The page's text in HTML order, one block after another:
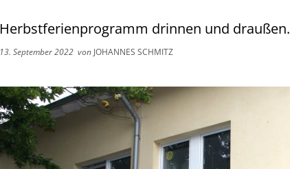
Herbstferienprogramm drinnen und draußen.
13. September 2022 von JOHANNES SCHMITZ